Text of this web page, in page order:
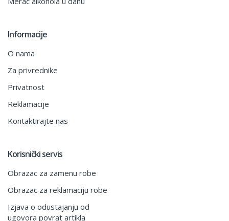
Informacije
O nama
Za privrednike
Privatnost
Reklamacije
Kontaktirajte nas
Korisnički servis
Obrazac za zamenu robe
Obrazac za reklamaciju robe
Izjava o odustajanju od
ugovora povrat artikla